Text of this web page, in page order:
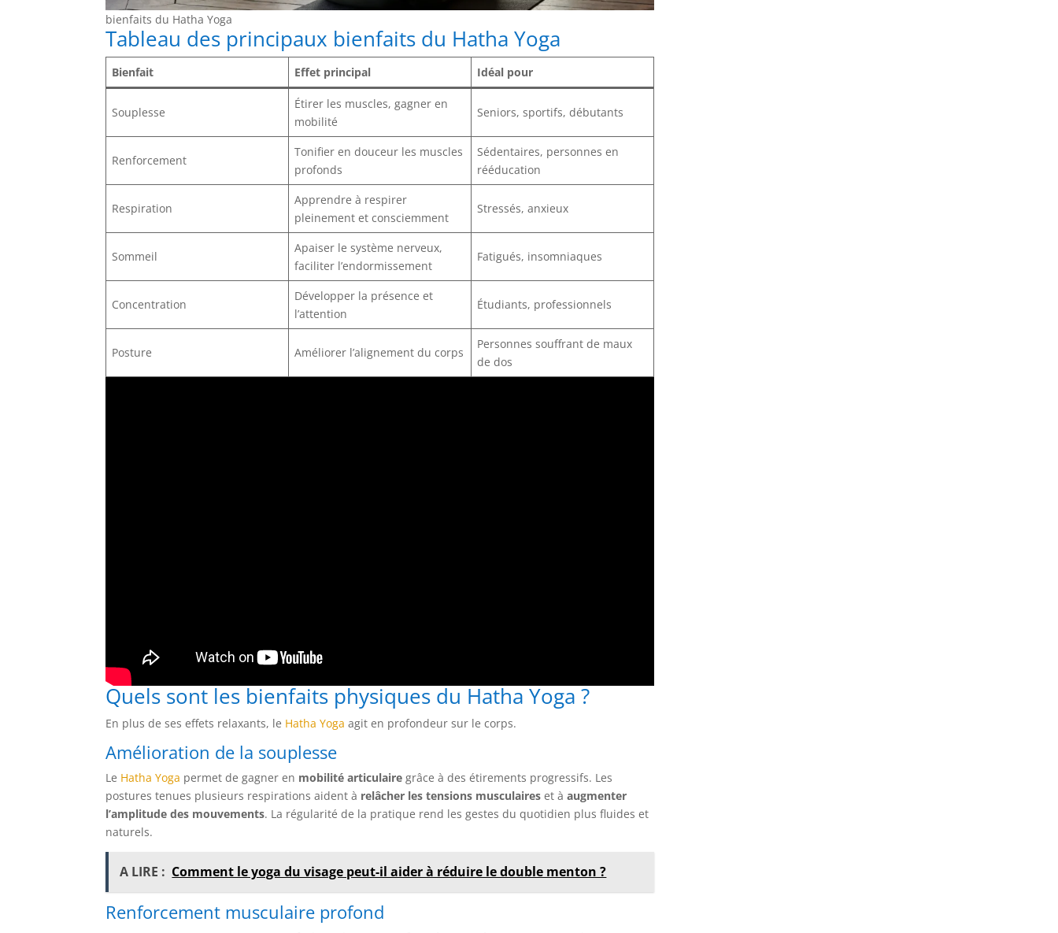
bienfaits du Hatha Yoga
Tableau des principaux bienfaits du Hatha Yoga
Bienfait Effet principal Idéal pour
Souplesse
Étirer les muscles, gagner en
mobilité
Seniors, sportifs, débutants
Renforcement
Tonifier en douceur les muscles
profonds
Sédentaires, personnes en
rééducation
Respiration
Apprendre à respirer
pleinement et consciemment
Stressés, anxieux
Sommeil
Apaiser le système nerveux,
faciliter l’endormissement
Fatigués, insomniaques
Concentration
Développer la présence et
l’attention
Étudiants, professionnels
Posture Améliorer l’alignement du corps
Personnes souffrant de maux
de dos
Quels sont les bienfaits physiques du Hatha Yoga ?
En plus de ses effets relaxants, le Hatha Yoga agit en profondeur sur le corps.
Amélioration de la souplesse
Le Hatha Yoga permet de gagner en mobilité articulaire grâce à des étirements progressifs. Les
postures tenues plusieurs respirations aident à relâcher les tensions musculaires et àaugmenter
l’amplitude des mouvements. La régularité de la pratique rend les gestes du quotidien plus fluides et
naturels.
A LIRE : Comment le yoga du visage peut-il aider à réduire le double menton ?
Renforcement musculaire profond